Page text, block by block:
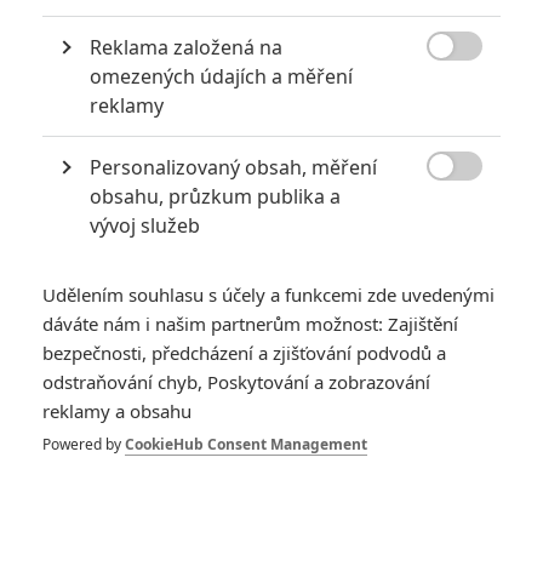
potřebujete, aby tržby výrazně
převyšovaly náklady. Těmhle snímkům se
to povedlo na jedničku.
10 nejvražednějších roků ve filmové historii, a které snímky
za mrtvé můžou
| 27.07.2020 21:30
snímky v daných letech dominovaly?
Reklama založená na
omezených údajích a měření
reklamy
Personalizovaný obsah, měření
obsahu, průzkum publika a
vývoj služeb
Udělením souhlasu s účely a funkcemi zde uvedenými
dáváte nám i našim partnerům možnost: Zajištění
bezpečnosti, předcházení a zjišťování podvodů a
odstraňování chyb, Poskytování a zobrazování
reklamy a obsahu
Powered byCookieHub Consent Management